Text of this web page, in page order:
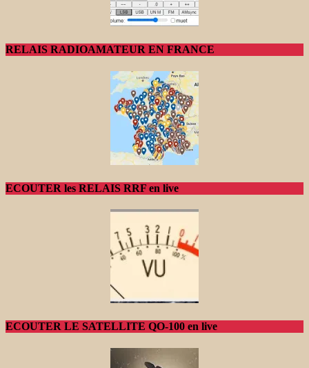
RELAIS RADIOAMATEUR EN FRANCE
ECOUTER les RELAIS RRF en live
ECOUTER LE SATELLITE QO-100 en live